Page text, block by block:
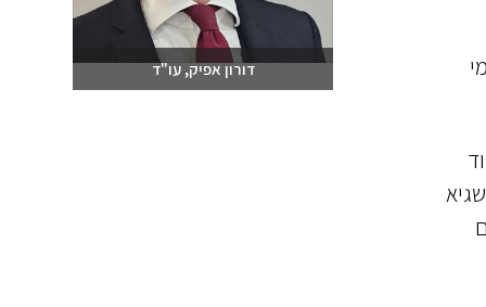
דורון אפיק, עו"ד